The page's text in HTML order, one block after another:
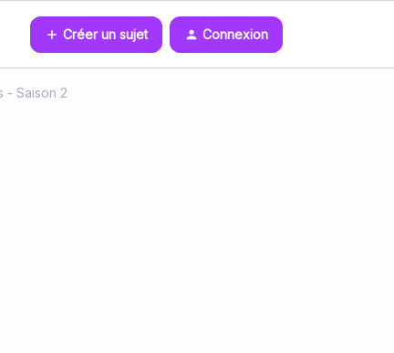
Créer un sujet Connexion
- Saison 2